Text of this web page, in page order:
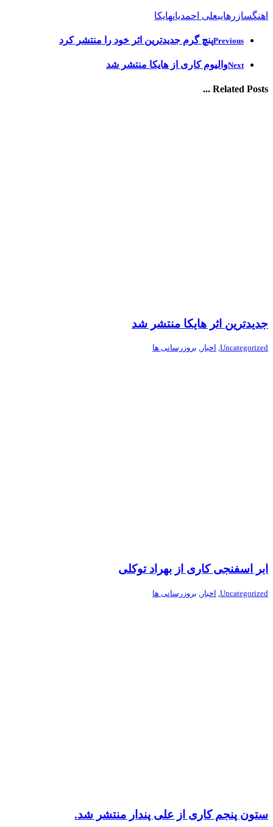
اهنگساز رهاییعلی احمدیانهایکا
Previousپنچ گرم جدیدترین اثر خود را منتشر کرد
Nextوالیوم کاری از هایکا منتشر شد
Related Posts ...
جدیدترین اثر هایکا منتشر شد
Uncategorized
, اخبار , بروزرسانی ها
ابر اسفنجی کاری از بهراد توکلی
Uncategorized اخبار بروزرسانی ها
ستون پنجم کاری از علی پندار منتشر شد.